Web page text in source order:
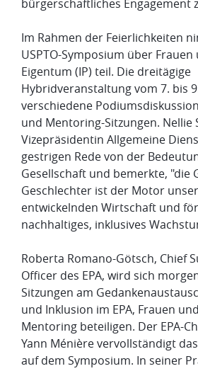
bürgerschaftliches Engagement
Im Rahmen der Feierlichkeiten
USPTO-Symposium über
Eigentum (IP) teil. Die dreitägige
Hybridveranstaltung vom 7. bis
verschiedene
und Mentoring-Sitzungen. Nellie
Vizepräsidentin Allgemeine
gestrigen Rede von der
Gesellschaft und bemerkte, "die
Geschlechter ist der Motor
entwickelnden Wirtschaft und
nachhaltiges, inklusives
Roberta Romano-Götsch, Chief
Officer des EPA, wird sich
Sitzungen am
und Inklusion im EPA, Frauen
Mentoring beteiligen. Der EPA-
Yann Ménière vervollständigt
auf dem Symposium. In seiner